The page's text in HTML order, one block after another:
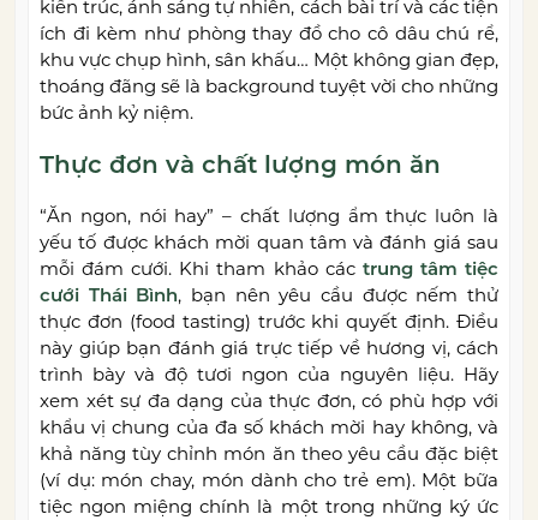
kiến trúc, ánh sáng tự nhiên, cách bài trí và các tiện
ích đi kèm như phòng thay đồ cho cô dâu chú rể,
khu vực chụp hình, sân khấu… Một không gian đẹp,
thoáng đãng sẽ là background tuyệt vời cho những
bức ảnh kỷ niệm.
Thực đơn và chất lượng món ăn
“Ăn ngon, nói hay” – chất lượng ẩm thực luôn là
yếu tố được khách mời quan tâm và đánh giá sau
mỗi đám cưới. Khi tham khảo các trung tâm tiệc
cưới Thái Bình, bạn nên yêu cầu được nếm thử
thực đơn (food tasting) trước khi quyết định. Điều
này giúp bạn đánh giá trực tiếp về hương vị, cách
trình bày và độ tươi ngon của nguyên liệu. Hãy
xem xét sự đa dạng của thực đơn, có phù hợp với
khẩu vị chung của đa số khách mời hay không, và
khả năng tùy chỉnh món ăn theo yêu cầu đặc biệt
(ví dụ: món chay, món dành cho trẻ em). Một bữa
tiệc ngon miệng chính là một trong những ký ức